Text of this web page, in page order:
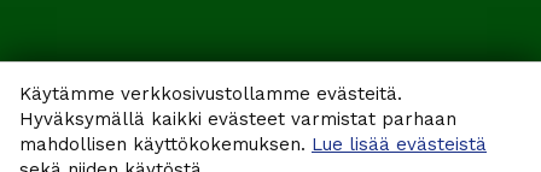
Käytämme verkkosivustollamme evästeitä.
Hyväksymällä kaikki evästeet varmistat parhaan
mahdollisen käyttökokemuksen. Lue lisää evästeistä